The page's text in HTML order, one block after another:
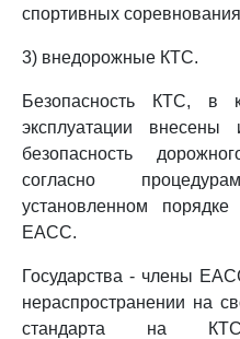
спортивных
3) внедорожные КТС.
Безопасность КТС, в
эксплуатации
безопасность
согласно
установленном
ЕАСС.
Государства - члены
нераспространении на
стандарта на